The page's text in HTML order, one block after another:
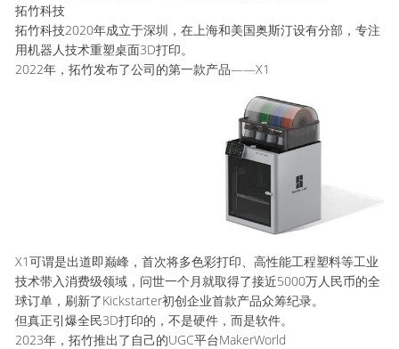
拓竹科技
拓竹科技2020年成立于深圳，在上海和美国奥斯汀设有分部，专注
用机器人技术重塑桌面3D打印。
2022年，拓竹发布了公司的第一款产品——X1
X1可谓是出道即巅峰，首次将多色彩打印、高性能工程塑料等工业
技术带入消费级领域，问世一个月就取得了接近5000万人民币的全
球订单，刷新了Kickstarter初创企业首款产品众筹纪录。
但真正引爆全民3D打印的，不是硬件，而是软件。
2023年，拓竹推出了自己的UGC平台MakerWorld